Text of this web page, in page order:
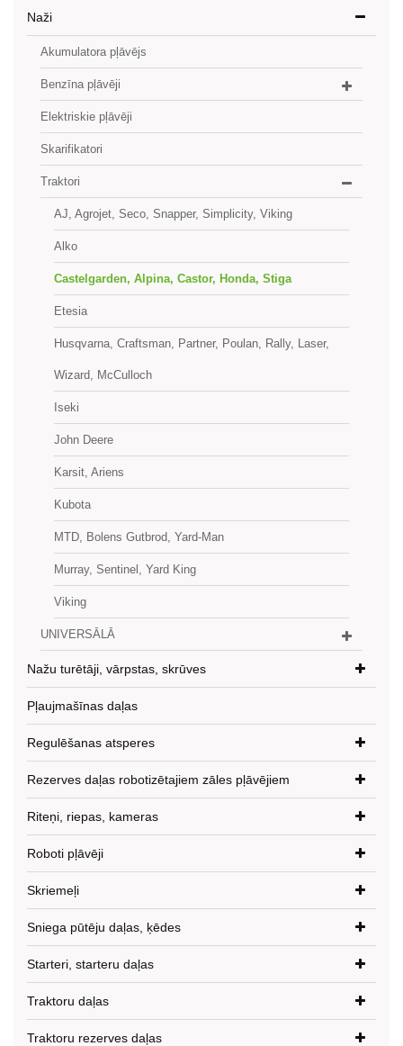
Naži
Akumulatora pļāvējs
Benzīna pļāvēji
Elektriskie pļāvēji
Skarifikatori
Traktori
AJ, Agrojet, Seco, Snapper, Simplicity, Viking
Alko
Castelgarden, Alpina, Castor, Honda, Stiga
Etesia
Husqvarna, Craftsman, Partner, Poulan, Rally, Laser,
Wizard, McCulloch
Iseki
John Deere
Karsit, Ariens
Kubota
MTD, Bolens Gutbrod, Yard-Man
Murray, Sentinel, Yard King
Viking
UNIVERSĀLĀ
Nažu turētāji, vārpstas, skrūves
Pļaujmašīnas daļas
Regulēšanas atsperes
Rezerves daļas robotizētajiem zāles pļāvējiem
Riteņi, riepas, kameras
Roboti pļāvēji
Skriemeļi
Sniega pūtēju daļas, ķēdes
Starteri, starteru daļas
Traktoru daļas
Traktoru rezerves daļas